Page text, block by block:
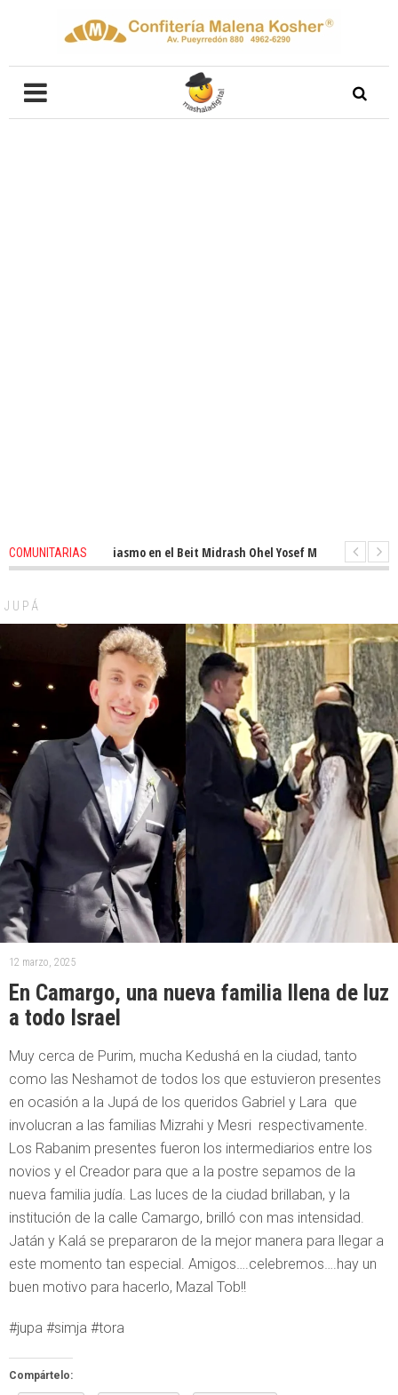
COMUNITARIASentusiasmo en el Beit Midrash Ohel Yosef Moshe
1 months ago
JUPÁ
12 marzo, 2025
En Camargo, una nueva familia llena de luz
a todo Israel
Muy cerca de Purim, mucha Kedushá en la ciudad, tanto
como las Neshamot de todos los que estuvieron presentes
en ocasión a la Jupá de los queridos Gabriel y Lara que
involucran a las familias Mizrahi y Mesri respectivamente.
Los Rabanim presentes fueron los intermediarios entre los
novios y el Creador para que a la postre sepamos de la
nueva familia judía. Las luces de la ciudad brillaban, y la
institución de la calle Camargo, brilló con mas intensidad.
Jatán y Kalá se prepararon de la mejor manera para llegar a
este momento tan especial. Amigos….celebremos….hay un
buen motivo para hacerlo, Mazal Tob!!
#jupa #simja #tora
Compártelo: